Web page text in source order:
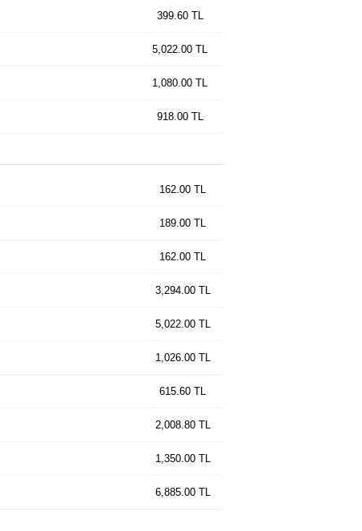
399.60 TL
5,022.00 TL
1,080.00 TL
918.00 TL
162.00 TL
189.00 TL
162.00 TL
3,294.00 TL
5,022.00 TL
1,026.00 TL
615.60 TL
2,008.80 TL
1,350.00 TL
6,885.00 TL